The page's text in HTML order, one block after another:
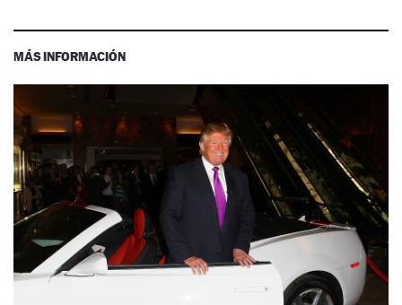
MÁS INFORMACIÓN